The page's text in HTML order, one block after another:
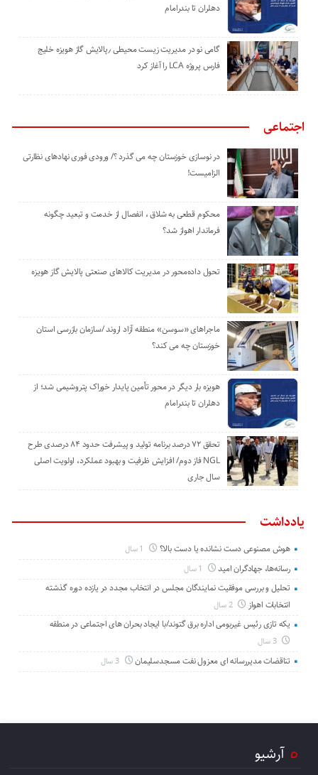
دهلران تا بندرامام
گامی نو در مدیریت زیست ‌محیطی ٫پالایش گاز هویزه خلیج
‌فارس پروژه LCA را آغاز کرد
اجتماعی
در نوسازی خوزستان چه می گذرد ؟/ ورودی فوری نهادهای نظارتی
الزامیست!
محکوم قطعی به شلاق ، انفصال از خدمت و تبعید چگونه
فرماندار اهواز شد؟
تحول داده‌محور در مدیریت کالاهای صنعتی پالایش گاز هویزه
ماجراهای «سوسن» منطقه آزاد اروند /سازمان بازرسی استان
خوزستان چه می کند؟
هویزه بار دیگر در محور تأمین پایدار خوراک پتروشیمی شد؛ از
دهلران تا بندرامام
تحقق ۷۲ درصد برنامه تولید و پیشرفت حدود ۸۴ درصدی طرح
NGL فاز دوم/ افزایش ظرفیت و بهبود عملکرد، اولویت اصلی
سال جاری
یادداشت
هوش مصنوعی دست نشانده یا دست بالا؟
رسانه‌ها، جهادگران امید
تحلیل و بررسی موفقیت نمایندگان مجلس در انتخاب مجدد در یازده دوره گذشته
انتخابات اهواز
2 سال
یکه تازی رئیس غیربومی اداره برق گتوند/با ایجاد بحران های اجتماعی در منطقه
3 سال
تناقضات مدیررسانه ای معزول نفت مسجدسلیمان 3 سال
آرشیو